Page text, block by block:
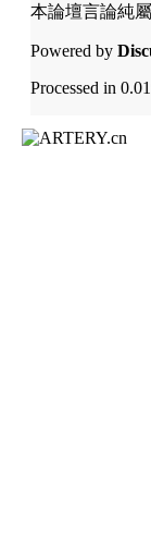
本論壇言論純
Powered by
Processed in